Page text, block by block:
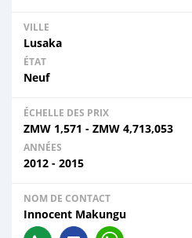
VILLE
Lusaka
ÉTAT
Neuf
ÉCHELLE DES PRIX
ZMW 1,571 - ZMW 4,713,053
ANNÉES
2012 - 2015
NOM DE CONTACT
Innocent Makungu